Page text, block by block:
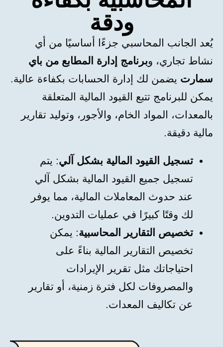
ودقة
يُعد الجانب المحاسبي جزءًا أساسيًا من أي
نشاط تجاري، وبرنامج إدارة المطابع من باي
سمارت يضمن لك إدارة الحسابات بكفاءة عالية.
يمكن للبرنامج تتبع القيود المالية المتعلقة
بالمعدات، المواد الخام، والأجور، وتوليد تقارير
مالية دقيقة.
تسجيل القيود المالية بشكل آلي: يتم
تسجيل جميع القيود المالية بشكل آلي
عند حدوث المعاملات المالية، مما يوفر
لك وقتًا كبيرًا في عمليات التدوين.
تخصيص التقارير المحاسبية: يمكن
تخصيص التقارير المالية بناءً على
احتياجاتك مثل تقرير الإيرادات
والمصروفات لكل فترة زمنية، أو تقارير
عن تكاليف المعدات.